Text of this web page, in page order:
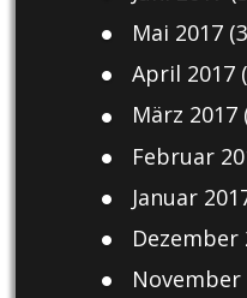
Mai 2017
April 2017
März 2017
Februar
Januar
Dezember
November